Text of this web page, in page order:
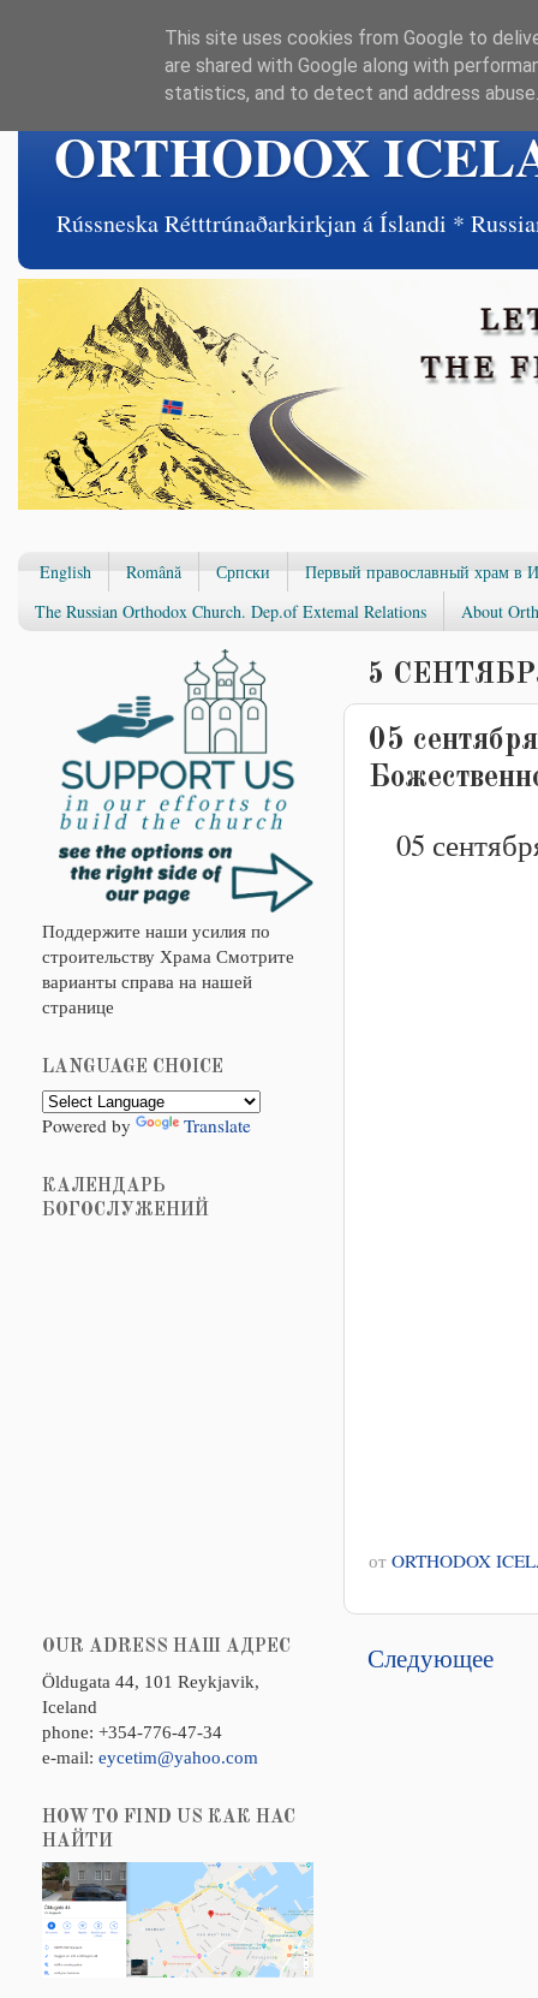
ORTHODOX
Rússneska Rétttrúnaðarkirkjan á Íslandi *
English Română Српски
Первый православный храм в
The Russian Orthodox Church. Dep.of Extemal Relations
About
5
05
05
от ORTHODOX
Следующее
Поддержите наши усилия по
строительству Храма Смотрите
варианты справа на нашей
странице
LANGUAGE CHOICE
Powered by Translate
КАЛЕНДАРЬ
БОГОСЛУЖЕНИЙ
OUR ADRESS НАШ АДРЕС
Öldugata 44, 101 Reykjavik,
Iceland
phone: +354-776-47-34
e-mail: eycetim@yahoo.com
HOW TO FIND US КАК НАС
НАЙТИ
This site uses cookies from Google to
are shared with Google along with
statistics, and to detect and address abuse.